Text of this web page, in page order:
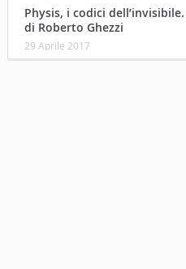
Physis, i codici
di Roberto Ghezzi
29 Aprile 2017